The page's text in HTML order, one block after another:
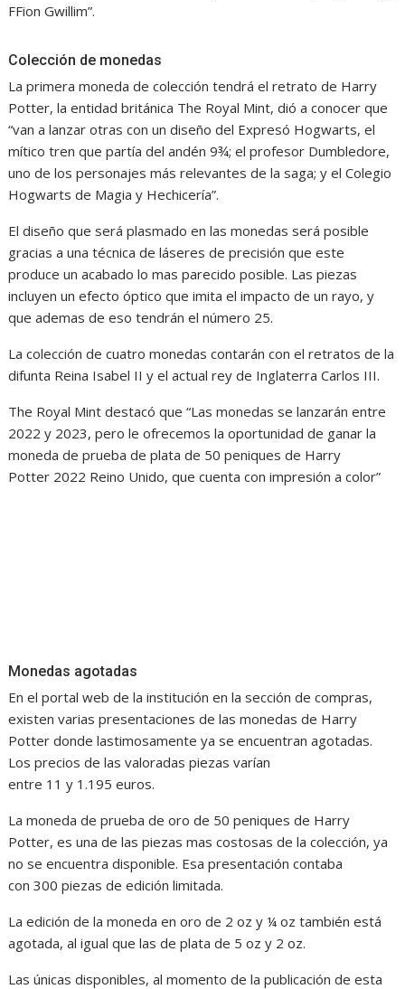
FFion Gwillim”.
Colección de monedas
La primera moneda de colección tendrá el retrato de Harry
Potter, la entidad británica The Royal Mint, dió a conocer que
“van a lanzar otras con un diseño del Expresó Hogwarts, el
mítico tren que partía del andén 9¾; el profesor Dumbledore,
uno de los personajes más relevantes de la saga; y el Colegio
Hogwarts de Magia y Hechicería”.
El diseño que será plasmado en las monedas será posible
gracias a una técnica de láseres de precisión que este
produce un acabado lo mas parecido posible. Las piezas
incluyen un efecto óptico que imita el impacto de un rayo, y
que ademas de eso tendrán el número 25.
La colección de cuatro monedas contarán con el retratos de la
difunta Reina Isabel II y el actual rey de Inglaterra Carlos III.
The Royal Mint destacó que “Las monedas se lanzarán entre
2022 y 2023, pero le ofrecemos la oportunidad de ganar la
moneda de prueba de plata de 50 peniques de Harry
Potter 2022 Reino Unido, que cuenta con impresión a color”
Monedas agotadas
En el portal web de la institución en la sección de compras,
existen varias presentaciones de las monedas de Harry
Potter donde lastimosamente ya se encuentran agotadas.
Los precios de las valoradas piezas varían
entre 11 y 1.195 euros.
La moneda de prueba de oro de 50 peniques de Harry
Potter, es una de las piezas mas costosas de la colección, ya
no se encuentra disponible. Esa presentación contaba
con 300 piezas de edición limitada.
La edición de la moneda en oro de 2 oz y ¼ oz también está
agotada, al igual que las de plata de 5 oz y 2 oz.
Las únicas disponibles, al momento de la publicación de esta